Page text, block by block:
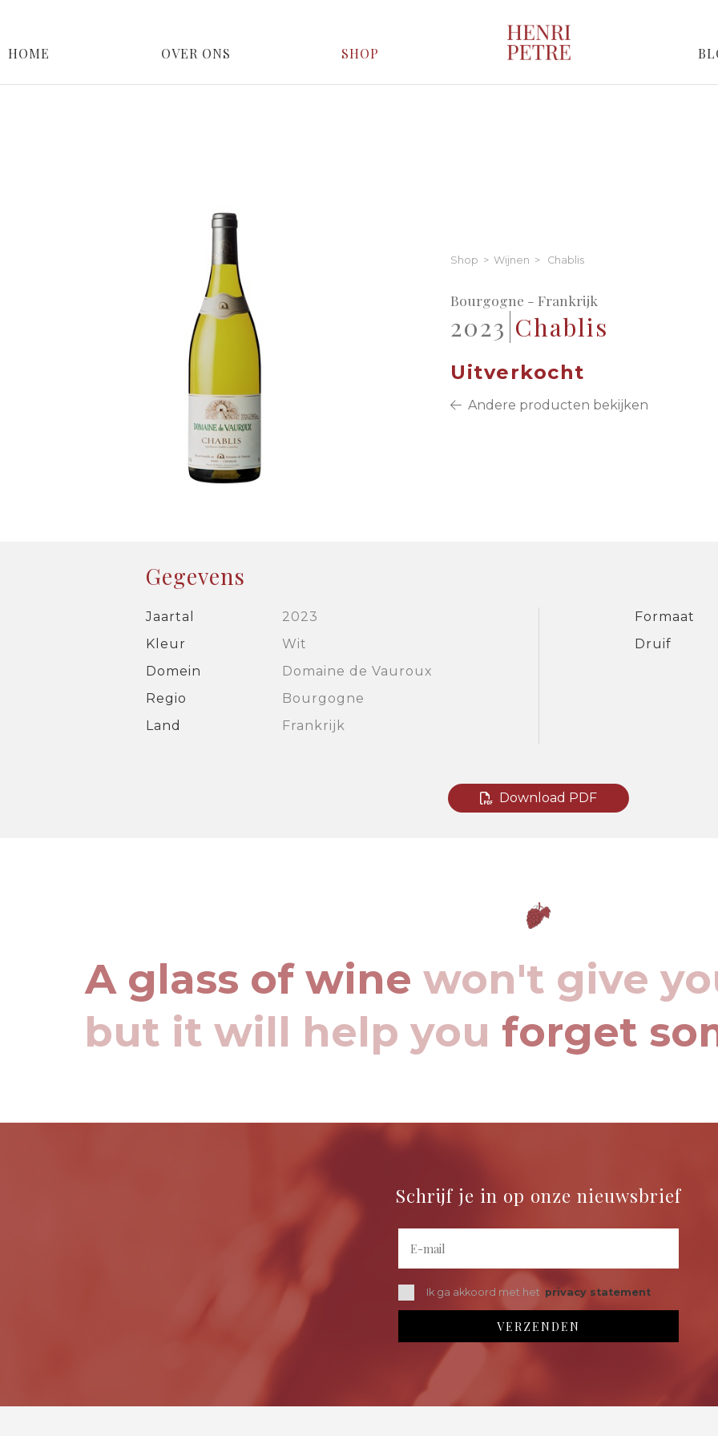
HOME OVER ONS SHOP
Shop > Wijnen > Chablis
Bourgogne - Frankrijk
2023 Chablis
Uitverkocht
Andere producten bekijken
Gegevens
Jaartal
2023
Kleur
Wit
Domein
Domaine de Vauroux
Regio
Bourgogne
Land
Frankrijk
Formaat
Druif
Download PDF
A glass of wine won't give
but it will help you forget
Schrijf je in op onze nieuwsbrief
Ik ga akkoord met het privacy statement